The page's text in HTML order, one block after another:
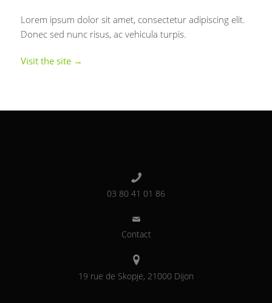
Lorem ipsum dolor sit amet, consectetur adipiscing elit.
Donec sed nunc risus, ac vehicula turpis.
Visit the site →
03 80 41 01 86
Contact
19 rue de Skopje, 21000 Dijon